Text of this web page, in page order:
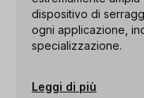
dispositivo di
ogni applicazione,
specializzazione.
Leggi di più